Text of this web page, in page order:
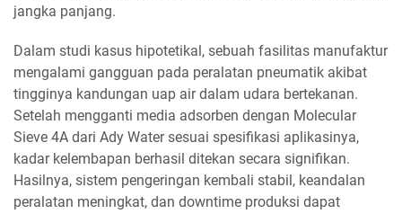
jangka panjang.
Dalam studi kasus hipotetikal, sebuah fasilitas manufaktur
mengalami gangguan pada peralatan pneumatik akibat
tingginya kandungan uap air dalam udara bertekanan.
Setelah mengganti media adsorben dengan Molecular
Sieve 4A dari Ady Water sesuai spesifikasi aplikasinya,
kadar kelembapan berhasil ditekan secara signifikan.
Hasilnya, sistem pengeringan kembali stabil, keandalan
peralatan meningkat, dan downtime produksi dapat